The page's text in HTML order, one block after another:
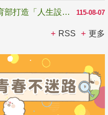
115-08-07
高齡不是終點而是夢想起點！教育部打造「人生設計夢工場」 參展第3屆高齡健康產業博覽會
RSS 更多